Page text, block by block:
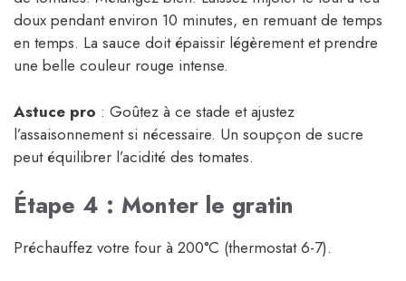
doux pendant environ 10 minutes, en remuant de temps
en temps. La sauce doit épaissir légèrement et prendre
une belle couleur rouge intense.
Astuce pro : Goûtez à ce stade et ajustez
l’assaisonnement si nécessaire. Un soupçon de sucre
peut équilibrer l’acidité des tomates.
Étape 4 : Monter le gratin
Préchauffez votre four à 200°C (thermostat 6-7).